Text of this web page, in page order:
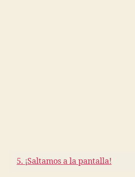
5. ¡Saltamos a la pantalla!